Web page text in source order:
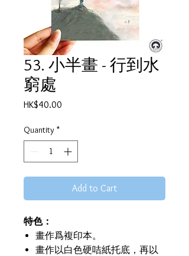
53. 小半畫 - 行到水
窮處
HK$40.00
Quantity *
Add to Cart
特色：
畫作爲複印本。
畫作以白色硬咭紙托底，再以